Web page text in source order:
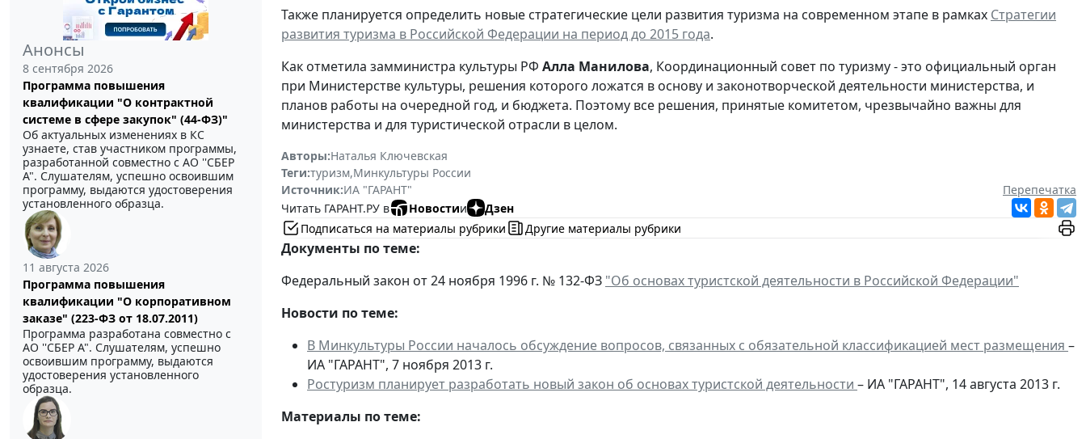
Анонсы
8 сентября 2026
Программа повышения
квалификации "О контрактной
системе в сфере закупок" (44-ФЗ)"
Об актуальных изменениях в КС
узнаете, став участником программы,
разработанной совместно с АО ''СБЕР
А". Слушателям, успешно освоившим
программу, выдаются удостоверения
установленного образца.
11 августа 2026
Программа повышения
квалификации "О корпоративном
заказе" (223-ФЗ от 18.07.2011)
Программа разработана совместно с
АО ''СБЕР А". Слушателям, успешно
освоившим программу, выдаются
удостоверения установленного
образца.
Также планируется определить новые стратегические цели развития туризма на современном этапе в рамках Стратегии
развития туризма в Российской Федерации на период до 2015 года.
Как отметила замминистра культуры РФ Алла Манилова, Координационный совет по туризму - это официальный орган
при Министерстве культуры, решения которого ложатся в основу и законотворческой деятельности министерства, и
планов работы на очередной год, и бюджета. Поэтому все решения, принятые комитетом, чрезвычайно важны для
министерства и для туристической отрасли в целом.
Авторы:Наталья Ключевская
Теги:туризм,Минкультуры России
Источник:ИА "ГАРАНТ"
Перепечатка
Читать ГАРАНТ.РУ в
Новостии
Дзен
Подписаться на материалы рубрики
Другие материалы рубрики
Документы по теме:
Федеральный закон от 24 ноября 1996 г. № 132-ФЗ "Об основах туристской деятельности в Российской Федерации"
Новости по теме:
В Минкультуры России началось обсуждение вопросов, связанных с обязательной классификацией мест размещения –
ИА "ГАРАНТ", 7 ноября 2013 г.
Ростуризм планирует разработать новый закон об основах туристской деятельности – ИА "ГАРАНТ", 14 августа 2013 г.
Материалы по теме: